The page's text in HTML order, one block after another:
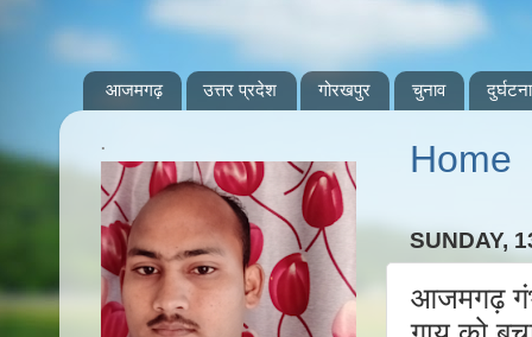
आजमगढ़ उत्तर प्रदेश गोरखपुर चुनाव दुर्घटना
Home
SUNDAY,
आजमगढ़
.